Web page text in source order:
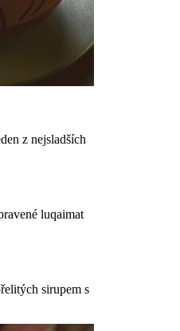
z nejsladších
luqaimat
sirupem s